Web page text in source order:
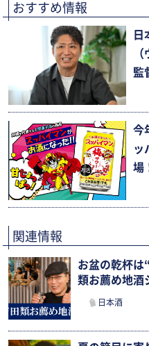
おすすめ情報
日
監
今
ッ
場
関連情報
お盆の乾杯は
類お薦め地酒
日本酒